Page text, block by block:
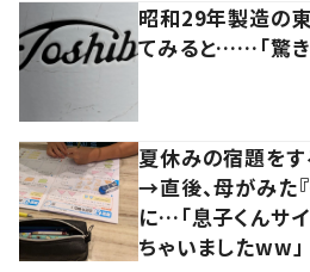
昭和29年製造の
てみると……「驚き
夏休みの宿題をす
→直後、母がみた
に…「息子くんサ
ちゃいましたww」